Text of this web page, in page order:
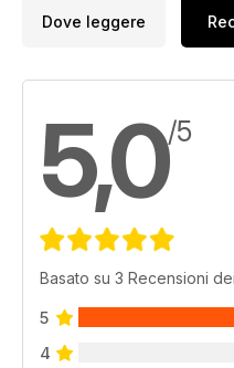
Dove leggere
5,0/5
Basato su 3 Recensioni
5
4